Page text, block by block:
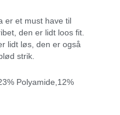
er et must have til
den er lidt loos fit.
lidt løs, den er også
strik.
Polyamide,12%